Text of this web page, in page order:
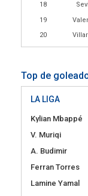
18
19
20
Top de
LA LIGA
Kylian Mbappé
V. Muriqi
A. Budimir
Ferran Torres
Lamine Yamal